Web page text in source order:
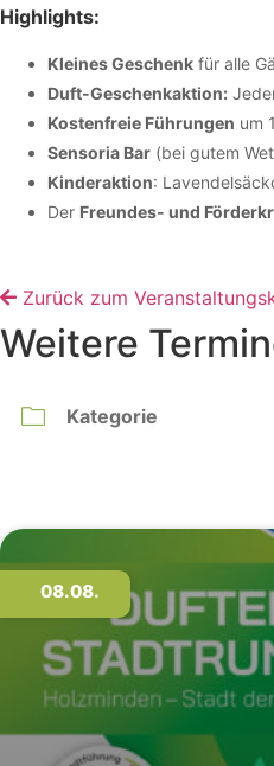
Highlights:
Kleines Geschenk für alle
Duft-Geschenkaktion:
Kostenfreie Führungen um
Sensoria Bar (bei gutem
Kinderaktion:
Der Freundes- und
Zurück zum
Weitere
08.08.